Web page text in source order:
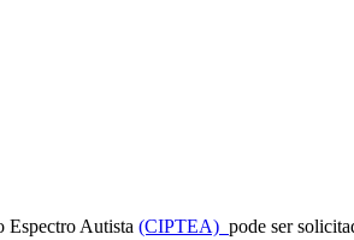
Espectro Autista (CIPTEA) pode ser